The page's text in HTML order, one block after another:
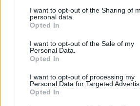
I want to opt-out of the Sharing of
personal data.
Opted In
I want to opt-out of the Sale of my
Personal Data.
Opted In
I want to opt-out of processing my
Personal Data for Targeted
Opted In
Αίμα στο χαρτί της
πρέπει να ανησυχήσουμε;
Σημαντικό ποσοστό ασθενών